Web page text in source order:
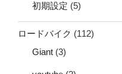
初期設定 (5)
ロードバイク (112)
Giant (3)